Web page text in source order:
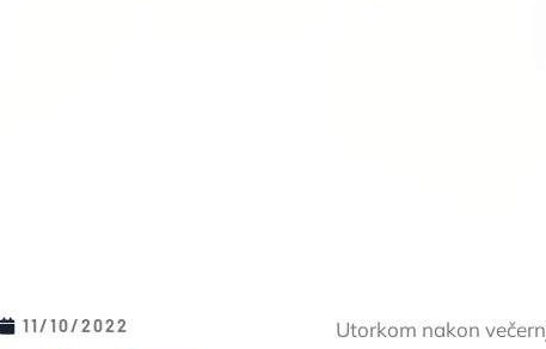
11/10/2022 Utorkom nakon